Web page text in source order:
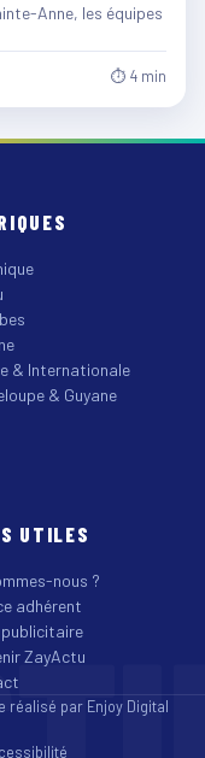
Anne, les équipes
⏱ 4 min
& Internationale
& Guyane
UTILES
nous ?
adhérent
publicitaire
ZayActu
réalisé par Enjoy Digital